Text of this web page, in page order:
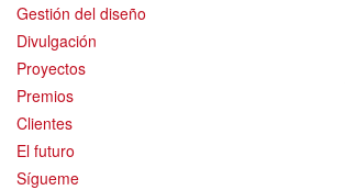
Gestión del diseño
Divulgación
Proyectos
Premios
Clientes
El futuro
Sígueme